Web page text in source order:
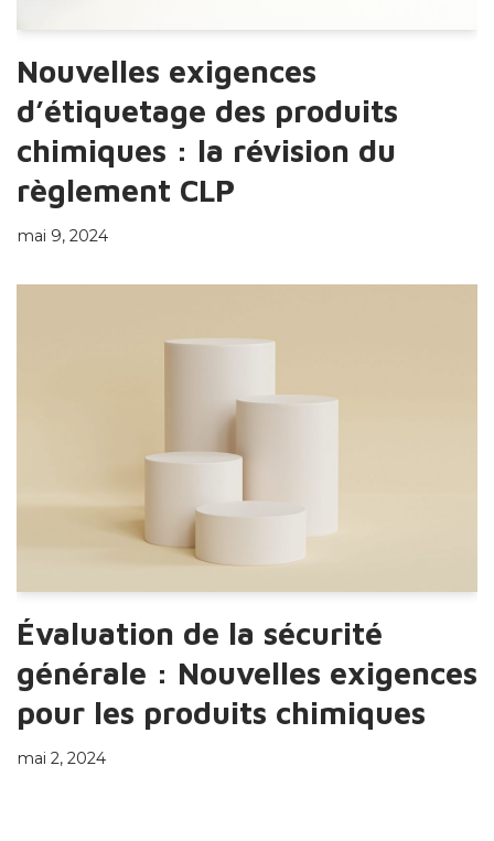
Nouvelles exigences
d’étiquetage des produits
chimiques : la révision du
règlement CLP
mai 9, 2024
Évaluation de la sécurité
générale : Nouvelles exigences
pour les produits chimiques
mai 2, 2024